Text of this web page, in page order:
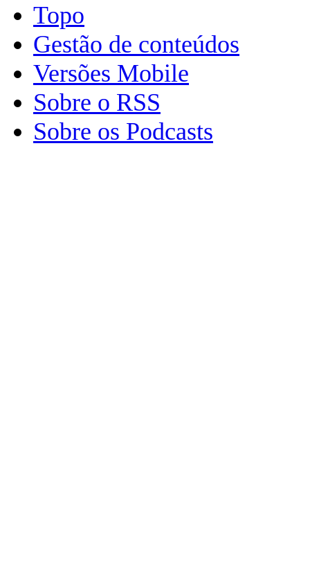
Topo
Gestão de conteúdos
Versões Mobile
Sobre o RSS
Sobre os Podcasts